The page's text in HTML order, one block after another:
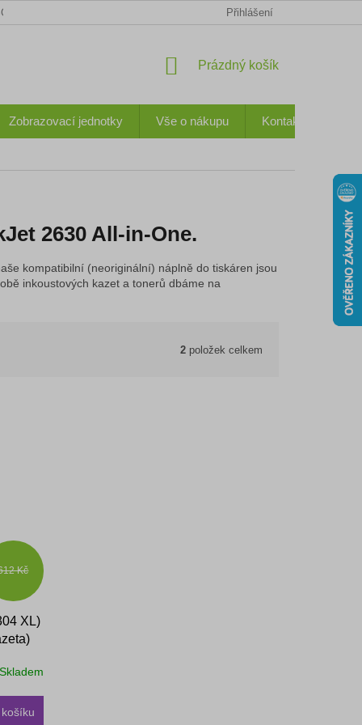
PODMÍNKY OCHRANA OSOBNÍCH
Přihlášení
NÁKUPNÍ
Prázdný košík
Zobrazovací jednotky Vše o nákupu Kontakty
2630 All-in-One.
kompatibilní (neoriginální) náplně do tiskáren jsou
inkoustových kazet a tonerů dbáme na
2 položek celkem
Kč
XL)
Skladem